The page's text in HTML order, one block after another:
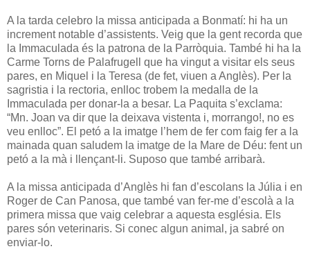
A la tarda celebro la missa anticipada a Bonmatí: hi ha un
increment notable d’assistents. Veig que la gent recorda que
la Immaculada és la patrona de la Parròquia. També hi ha la
Carme Torns de Palafrugell que ha vingut a visitar els seus
pares, en Miquel i la Teresa (de fet, viuen a Anglès). Per la
sagristia i la rectoria, enlloc trobem la medalla de la
Immaculada per donar-la a besar. La Paquita s’exclama:
“Mn. Joan va dir que la deixava vistenta i, morrango!, no es
veu enlloc”. El petó a la imatge l’hem de fer com faig fer a la
mainada quan saludem la imatge de la Mare de Déu: fent un
petó a la mà i llençant-li. Suposo que també arribarà.
A la missa anticipada d’Anglès hi fan d’escolans la Júlia i en
Roger de Can Panosa, que també van fer-me d’escolà a la
primera missa que vaig celebrar a aquesta església. Els
pares són veterinaris. Si conec algun animal, ja sabré on
enviar-lo.